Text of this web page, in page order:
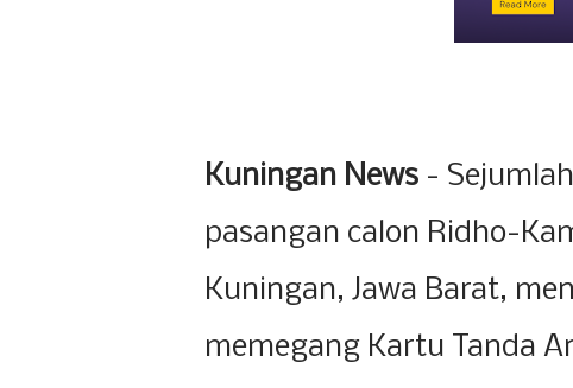
Kuningan News -
pasangan calon Ridho-
Kuningan, Jawa Barat,
memegang Kartu Tanda